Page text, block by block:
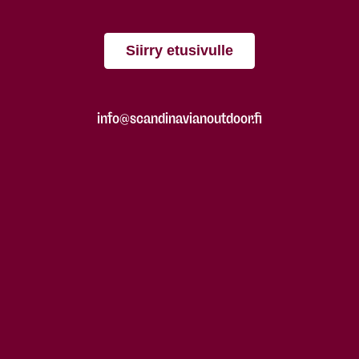
Siirry etusivulle
info@scandinavianoutdoor.fi